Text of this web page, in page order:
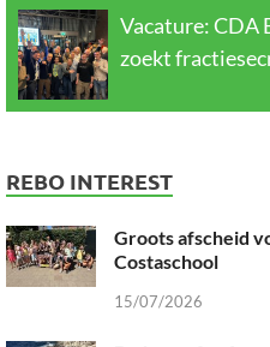
Vacature: CDA
zoekt
REBO INTEREST
Groots afscheid
Costaschool
15/07/2026